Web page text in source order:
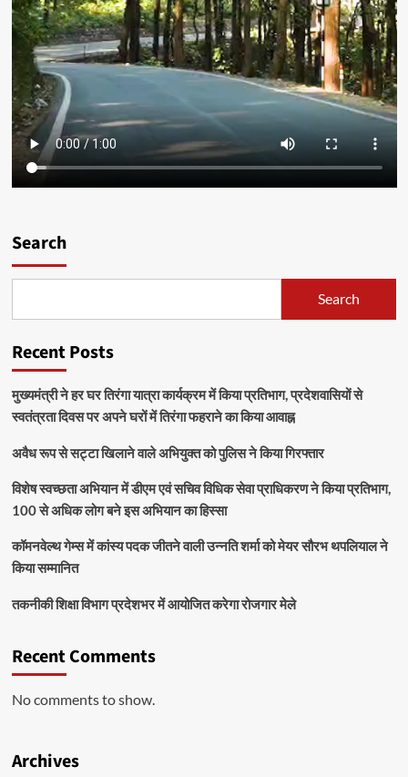
Search
Search
Recent Posts
मुख्यमंत्री ने हर घर तिरंगा यात्रा कार्यक्रम में किया प्रतिभाग, प्रदेशवासियों से
स्वतंत्रता दिवस पर अपने घरों में तिरंगा फहराने का किया आवाह्न
अवैध रूप से सट्टा खिलाने वाले अभियुक्त को पुलिस ने किया गिरफ्तार
विशेष स्वच्छता अभियान में डीएम एवं सचिव विधिक सेवा प्राधिकरण ने किया प्रतिभाग,
100 से अधिक लोग बने इस अभियान का हिस्सा
कॉमनवेल्थ गेम्स में कांस्य पदक जीतने वाली उन्नति शर्मा को मेयर सौरभ थपलियाल ने
किया सम्मानित
तकनीकी शिक्षा विभाग प्रदेशभर में आयोजित करेगा रोजगार मेले
Recent Comments
No comments to show.
Archives